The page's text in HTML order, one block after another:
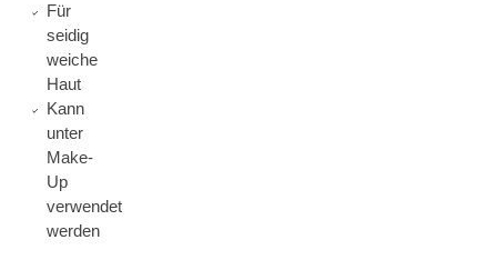
Für
seidig
weiche
Haut
Kann
unter
Make-
Up
verwendet
werden